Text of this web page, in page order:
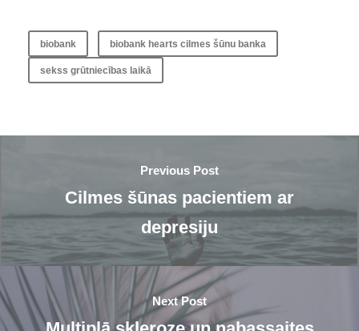
biobank biobank hearts cilmes šūnu banka
sekss grūtniecības laikā
Previous Post
Cilmes šūnas pacientiem ar
depresiju
Next Post